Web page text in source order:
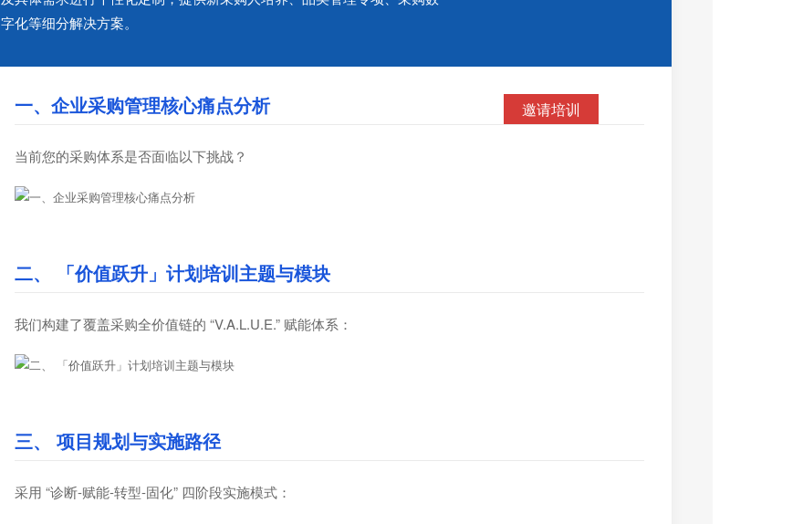
字化等细分解决方案。
一、企业采购管理核心痛点分析 邀请培训
当前您的采购体系是否面临以下挑战？
二、 「价值跃升」计划培训主题与模块
我们构建了覆盖采购全价值链的 “V.A.L.U.E.” 赋能体系：
三、 项目规划与实施路径
采用 “诊断-赋能-转型-固化” 四阶段实施模式：